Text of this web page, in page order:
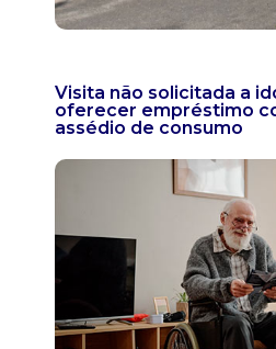
Visita não solicitada a
oferecer empréstimo
assédio de consumo